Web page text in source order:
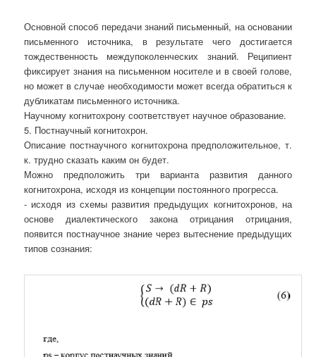
Основной способ передачи знаний письменный, на основании
письменного источника, в результате чего достигается
тождественность междупоколенческих знаний. Реципиент
фиксирует знания на письменном носителе и в своей голове,
но может в случае необходимости может всегда обратиться к
дубликатам письменного источника.
Научному когнитохрону соответствует научное образование.
5. Постнаучный когнитохрон.
Описание постнаучного когнитохрона предположительное, т.
к. трудно сказать каким он будет.
Можно предположить три варианта развития данного
когнитохрона, исходя из концепции постоянного прогресса.
- исходя из схемы развития предыдущих когнитохронов, на
основе диалектического закона отрицания отрицания,
появится постнаучное знание через вытеснение предыдущих
типов сознания: